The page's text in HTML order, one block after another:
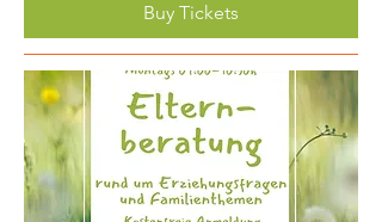
Buy Tickets